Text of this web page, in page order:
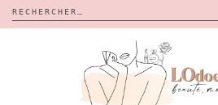
Rechercher :
CALENDRIERS DE L’AVENT
À PROPOS